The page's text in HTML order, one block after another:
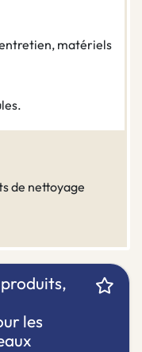
matériels
de nettoyage
les